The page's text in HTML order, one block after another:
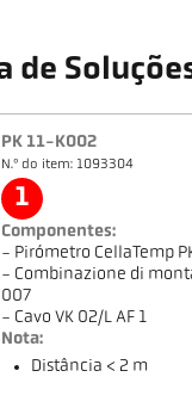
de
PK 11-K002
N.º do item: 1093304
1
Componentes:
- Pirómetro CellaTemp
- Combinazione di
007
- Cavo VK 02/L AF 1
Nota:
Distância < 2 m